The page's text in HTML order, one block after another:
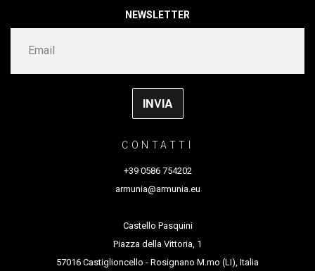
sue opere fanno parte di collezioni pubbliche e private.
sguardo partecipa alla creazione registica di
spettacoli teatrali e di danza.
legato all’onirico.
durata 65′
NEWSLETTER
CONTATTI
+39 0586 754202
armunia@armunia.eu
Castello Pasquini
Piazza della Vittoria, 1
57016 Castiglioncello - Rosignano M.mo (LI), Italia